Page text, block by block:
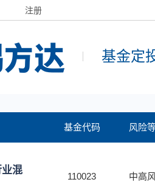
注册
基金定
基金代码 风险
混
110023 中高